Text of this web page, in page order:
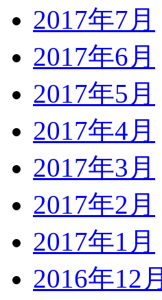
2017年7月
2017年6月
2017年5月
2017年4月
2017年3月
2017年2月
2017年1月
2016年12月